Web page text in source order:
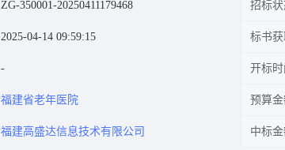
ZG-350001-20250411179468 招标
2025-04-14 09:59:15 标书获
开标时
福建省老年医院 预算金
福建高盛达信息技术有限公司 中标金